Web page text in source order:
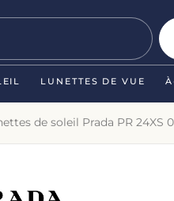
LUNETTES DE VUE
de soleil Prada PR 24XS